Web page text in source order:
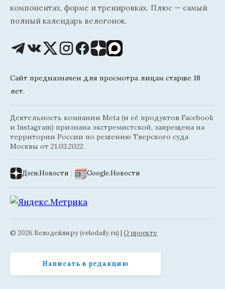
компонентах, форме и тренировках. Плюс — самый
полный календарь велогонок.
Сайт предназначен для просмотра лицам старше 18
лет.
Деятельность компании Meta (и её продуктов Facebook
и Instagram) признана экстремистской, запрещена на
территории России по решению Тверского суда
Москвы от 21.03.2022.
Дзен.Новости | Google.Новости
© 2026 Велодейли.ру (velodaily.ru) | О проекте
Написать в редакцию